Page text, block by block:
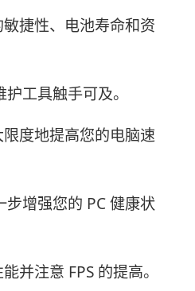
捷性、电池寿命和资
工具触手可及。
度地提高您的电脑速
步增强您的 PC 健康状
并注意 FPS 的提高。